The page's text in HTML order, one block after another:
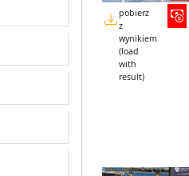
pobierz
z
wynikiem
(load
with
result)